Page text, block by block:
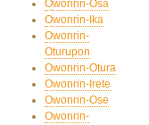
Owonrin-Osa
Owonrin-Ika
Owonrin-
Oturupon
Owonrin-Otura
Owonrin-Irete
Owonrin-Ose
Owonrin-